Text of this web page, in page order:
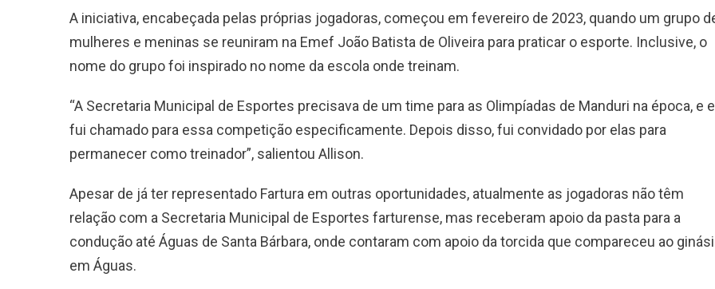
A iniciativa, encabeçada pelas próprias jogadoras, começou em fevereiro de 2023, quando um grupo
mulheres e meninas se reuniram na Emef João Batista de Oliveira para praticar o esporte. Inclusive, o
nome do grupo foi inspirado no nome da escola onde treinam.
“A Secretaria Municipal de Esportes precisava de um time para as Olimpíadas de Manduri na época, e
fui chamado para essa competição especificamente. Depois disso, fui convidado por elas para
permanecer como treinador”, salientou Allison.
Apesar de já ter representado Fartura em outras oportunidades, atualmente as jogadoras não têm
relação com a Secretaria Municipal de Esportes farturense, mas receberam apoio da pasta para a
condução até Águas de Santa Bárbara, onde contaram com apoio da torcida que compareceu ao
em Águas.